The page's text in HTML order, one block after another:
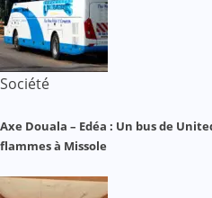
Société
Axe Douala – Edéa : Un bus de
flammes à Missole